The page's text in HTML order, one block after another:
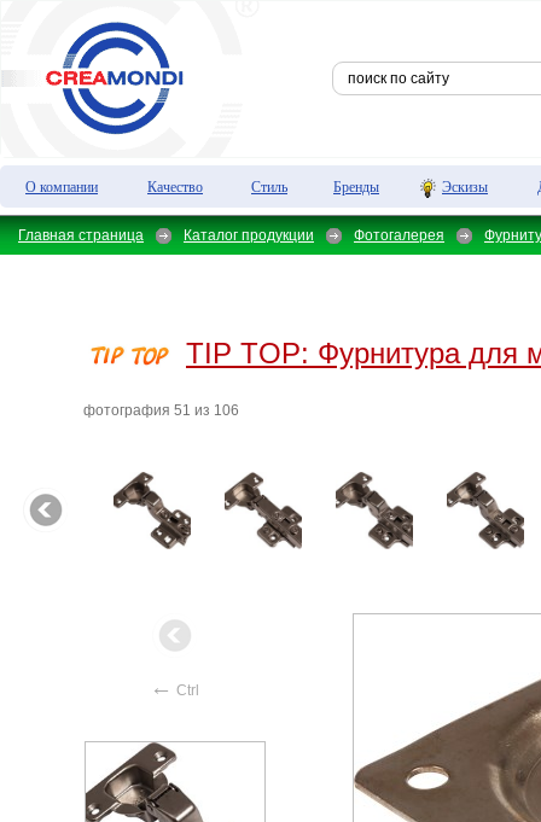
О компании Качество Стиль Бренды Эскизы
Главная страница Каталог продукции Фотогалерея
TIP TOP: Фурнитура для
фотография 51 из 106
← Ctrl